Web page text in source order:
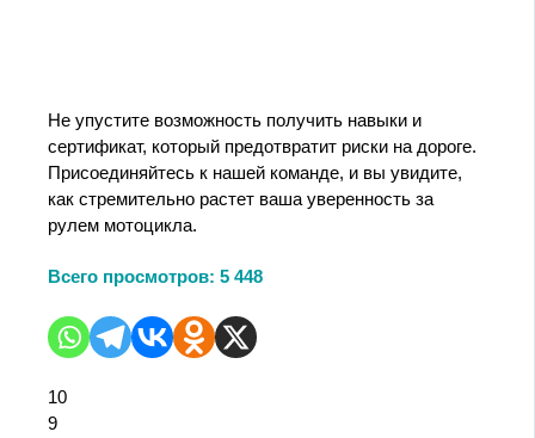
Не упустите возможность получить навыки и
сертификат, который предотвратит риски на дороге.
Присоединяйтесь к нашей команде, и вы увидите,
как стремительно растет ваша уверенность за
рулем мотоцикла.
Всего просмотров: 5 448
10
9